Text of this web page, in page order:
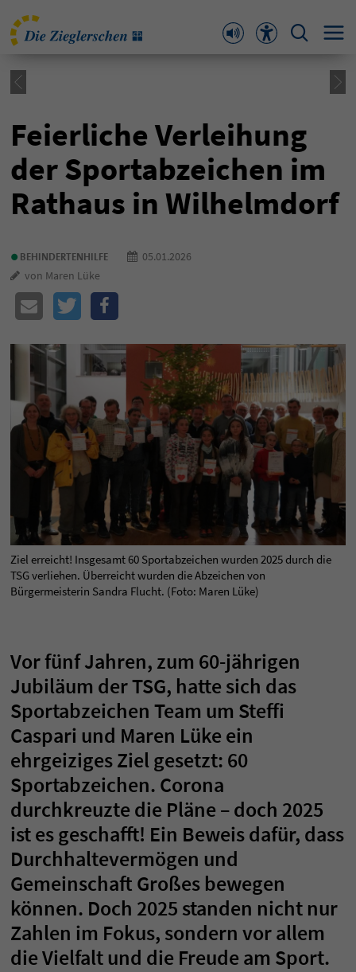
Feierliche Verleihung
der Sportabzeichen im
Rathaus in Wilhelmdorf
• BEHINDERTENHILFE
05.01.2026
von Maren Lüke
Ziel erreicht! Insgesamt 60 Sportabzeichen wurden 2025 durch die
TSG verliehen. Überreicht wurden die Abzeichen von
Bürgermeisterin Sandra Flucht. (Foto: Maren Lüke)
Vor fünf Jahren, zum 60-jährigen
Jubiläum der TSG, hatte sich das
Sportabzeichen Team um Steffi
Caspari und Maren Lüke ein
ehrgeiziges Ziel gesetzt: 60
Sportabzeichen. Corona
durchkreuzte die Pläne – doch 2025
ist es geschafft! Ein Beweis dafür, dass
Durchhaltevermögen und
Gemeinschaft Großes bewegen
können. Doch 2025 standen nicht nur
Zahlen im Fokus, sondern vor allem
die Vielfalt und die Freude am Sport.